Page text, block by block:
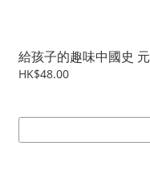
給孩子的趣味中國史 元
HK$48.00